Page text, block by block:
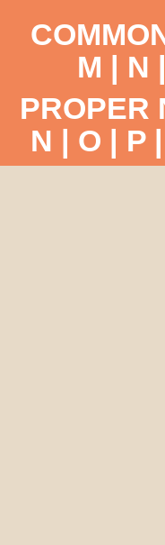
M | N |
PROPER
N | O | P|